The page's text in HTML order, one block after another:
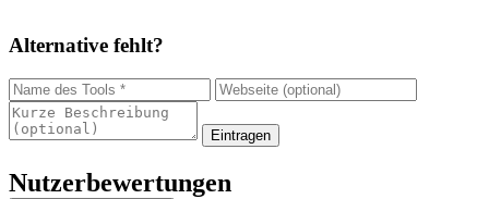
Alternative fehlt?
Eintragen
Nutzerbewertungen